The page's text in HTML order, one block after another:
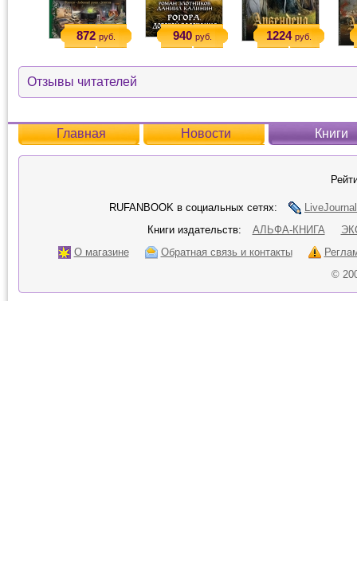
872 руб. 940 руб. 1224 руб.
Отзывы читателей
Главная Новости Книги
RUFANBOOK в социальных сетях:
LiveJournal
Книги издательств:
АЛЬФА-КНИГА
О магазине
Обратная связь и контакты
©